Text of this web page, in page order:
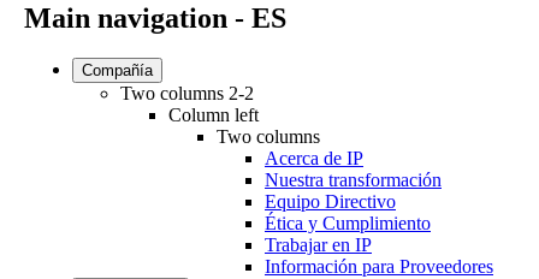
Main navigation - ES
Compañía
Two columns 2-2
Column left
Two columns
Acerca de IP
Nuestra transformación
Equipo Directivo
Ética y Cumplimiento
Trabajar en IP
Información para Proveedores